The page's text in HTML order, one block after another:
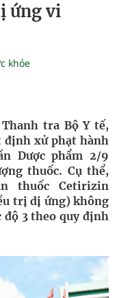
ứng vi
khỏe
tra Bộ Y tế,
định xử phạt hành
Dược phẩm 2/9
thuốc. Cụ thể,
thuốc Cetirizin
trị dị ứng) không
độ 3 theo quy định